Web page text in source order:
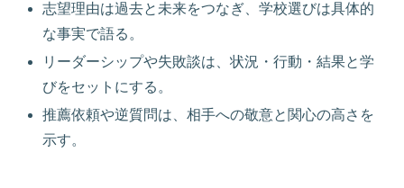
志望理由は過去と未来をつなぎ、学校選びは具体的
な事実で語る。
リーダーシップや失敗談は、状況・行動・結果と学
びをセットにする。
推薦依頼や逆質問は、相手への敬意と関心の高さを
示す。